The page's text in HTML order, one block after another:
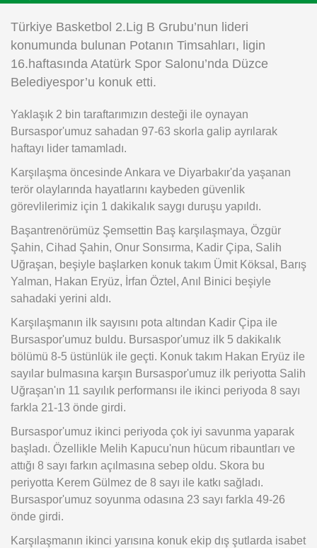
Instagram
Android
Türkiye Basketbol 2.Lig B Grubu’nun lideri
konumunda bulunan Potanın Timsahları, ligin
16.haftasında Atatürk Spor Salonu’nda Düzce
Belediyespor’u konuk etti.
Yaklaşık 2 bin taraftarımızın desteği ile oynayan
Bursaspor'umuz sahadan 97-63 skorla galip ayrılarak
haftayı lider tamamladı.
Karşılaşma öncesinde Ankara ve Diyarbakır'da yaşanan
terör olaylarında hayatlarını kaybeden güvenlik
görevlilerimiz için 1 dakikalık saygı duruşu yapıldı.
Başantrenörümüz Şemsettin Baş karşılaşmaya, Özgür
Şahin, Cihad Şahin, Onur Sonsırma, Kadir Çipa, Salih
Uğraşan, beşiyle başlarken konuk takım Ümit Köksal, Barış
Yalman, Hakan Eryüz, İrfan Öztel, Anıl Binici beşiyle
sahadaki yerini aldı.
Karşılaşmanın ilk sayısını pota altından Kadir Çipa ile
Bursaspor'umuz buldu. Bursaspor'umuz ilk 5 dakikalık
bölümü 8-5 üstünlük ile geçti. Konuk takım Hakan Eryüz ile
sayılar bulmasına karşın Bursaspor'umuz ilk periyotta Salih
Uğraşan'ın 11 sayılık performansı ile ikinci periyoda 8 sayı
farkla 21-13 önde girdi.
Bursaspor'umuz ikinci periyoda çok iyi savunma yaparak
başladı. Özellikle Melih Kapucu'nun hücum ribauntları ve
attığı 8 sayı farkın açılmasına sebep oldu. Skora bu
periyotta Kerem Gülmez de 8 sayı ile katkı sağladı.
Bursaspor'umuz soyunma odasına 23 sayı farkla 49-26
önde girdi.
Karşılaşmanın ikinci yarısına konuk ekip dış şutlarda isabet